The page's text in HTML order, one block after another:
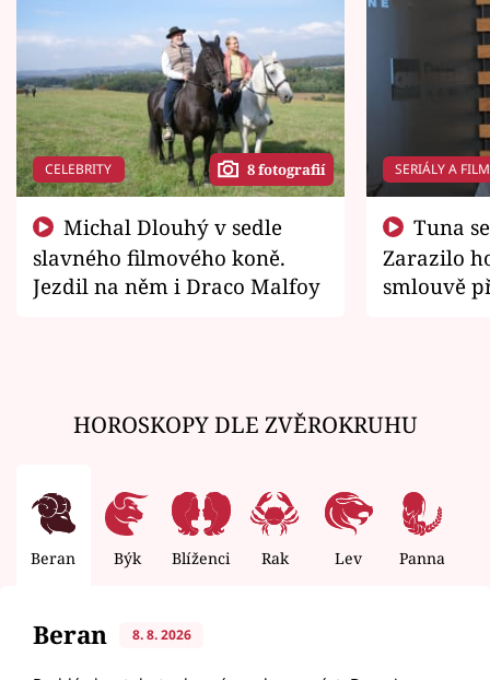
CELEBRITY 8 fotografií
slavného filmového koně.
Jezdil na něm i Draco Malfoy
SERIÁLY A
Zarazilo
smlouvě
HOROSKOPY DLE ZVĚROKRUHU
Beran Býk Blíženci Rak Lev Panna
Beran 8. 8. 2026